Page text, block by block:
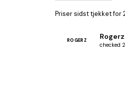
Priser sidst tjekket for
ROGERZ Rogerz
checked